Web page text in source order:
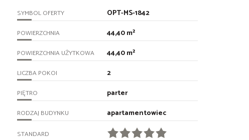
SYMBOL OFERTY OPT-MS-1842
POWIERZCHNIA 44,40 m²
POWIERZCHNIA UŻYTKOWA 44,40 m²
LICZBA POKOI 2
PIĘTRO parter
RODZAJ BUDYNKU apartamentowiec
STANDARD